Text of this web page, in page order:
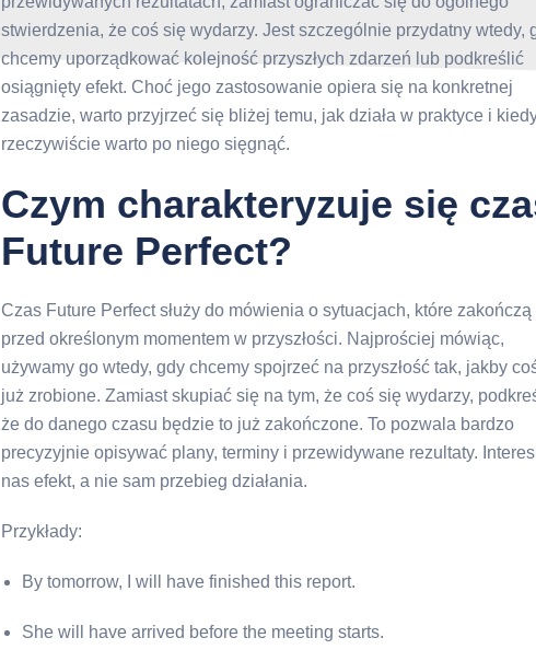
stwierdzenia, że coś się wydarzy. Jest szczególnie przydatny wtedy,
chcemy uporządkować kolejność przyszłych zdarzeń lub podkreślić
osiągnięty efekt. Choć jego zastosowanie opiera się na konkretnej
zasadzie, warto przyjrzeć się bliżej temu, jak działa w praktyce i
rzeczywiście warto po niego sięgnąć.
Czym charakteryzuje się
Future Perfect?
Czas Future Perfect służy do mówienia o sytuacjach, które zakończą
przed określonym momentem w przyszłości. Najprościej mówiąc,
używamy go wtedy, gdy chcemy spojrzeć na przyszłość tak, jakby
już zrobione. Zamiast skupiać się na tym, że coś się wydarzy,
że do danego czasu będzie to już zakończone. To pozwala bardzo
precyzyjnie opisywać plany, terminy i przewidywane rezultaty.
nas efekt, a nie sam przebieg działania.
Przykłady:
By tomorrow, I will have finished this report.
She will have arrived before the meeting starts.